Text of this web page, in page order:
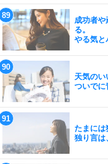
成功者
る。
やる気と
天気のい
ついでに
たまには
独り言は